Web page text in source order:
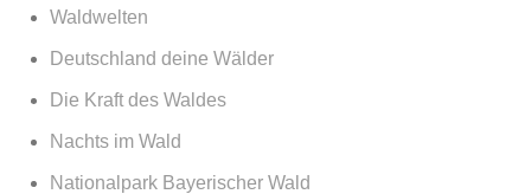
Waldwelten
Deutschland deine Wälder
Die Kraft des Waldes
Nachts im Wald
Nationalpark Bayerischer Wald